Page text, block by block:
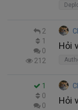
2
1
0
212
Hỏi
1
0
0
Hỏi